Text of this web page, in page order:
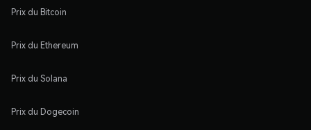
Prix du Bitcoin
Prix du Ethereum
Prix du Solana
Prix du Dogecoin